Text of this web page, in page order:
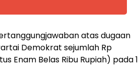
atas dugaan
Demokrat sejumlah Rp
Enam Belas Ribu Rupiah) pada 1